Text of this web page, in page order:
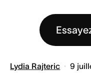
Lydia Rajteric 9